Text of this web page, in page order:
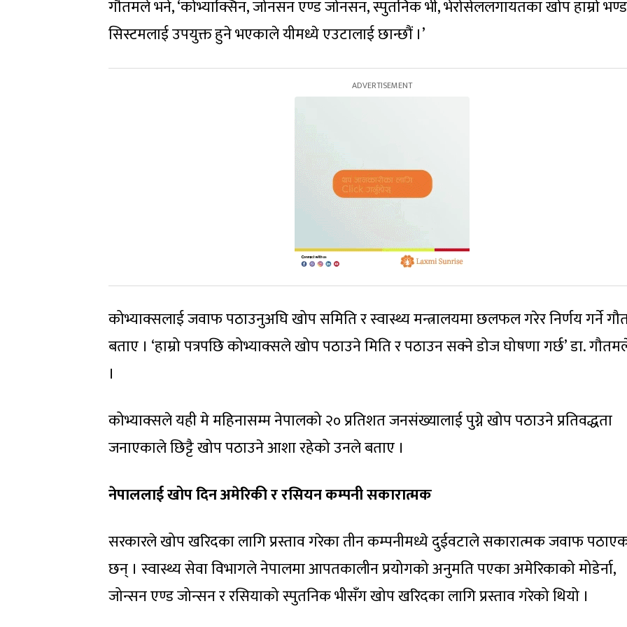
गौतमले भने, ‘कोभ्याक्सिन, जोनसन एण्ड जोनसन, स्पुतनिक भी, भेरोसेललगायतका खोप हाम्रो
सिस्टमलाई उपयुक्त हुने भएकाले यीमध्ये एउटालाई छान्छौं ।’
कोभ्याक्सलाई जवाफ पठाउनुअघि खोप समिति र स्वास्थ्य मन्त्रालयमा छलफल गरेर निर्णय गर्ने
बताए । ‘हाम्रो पत्रपछि कोभ्याक्सले खोप पठाउने मिति र पठाउन सक्ने डोज घोषणा गर्छ’ डा.
।
कोभ्याक्सले यही मे महिनासम्म नेपालको २० प्रतिशत जनसंख्यालाई पुग्ने खोप पठाउने प्रतिवद्धता
जनाएकाले छिट्टै खोप पठाउने आशा रहेको उनले बताए ।
नेपाललाई खोप दिन अमेरिकी र रसियन कम्पनी सकारात्मक
सरकारले खोप खरिदका लागि प्रस्ताव गरेका तीन कम्पनीमध्ये दुईवटाले सकारात्मक जवाफ
छन् । स्वास्थ्य सेवा विभागले नेपालमा आपतकालीन प्रयोगको अनुमति पएका अमेरिकाको मोडेर्ना,
जोन्सन एण्ड जोन्सन र रसियाको स्पुतनिक भीसँग खोप खरिदका लागि प्रस्ताव गरेको थियो ।